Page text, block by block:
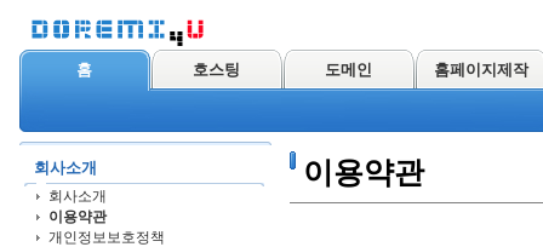
홈 호스팅 도메인 홈페이지제작
회사소개
회사소개
이용약관
개인정보보호정책
이용약관